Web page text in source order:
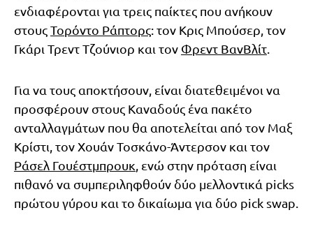
ενδιαφέρονται για τρεις παίκτες που ανήκουν
στουςΤορόντο Ράπτορς: τον Κρις Μπούσερ, τον
Γκάρι Τρεντ Τζούνιορ και τον Φρεντ ΒανΒλίτ
Για να τους αποκτήσουν, είναι διατεθειμένοι να
προσφέρουν στους Καναδούς ένα πακέτο
ανταλλαγμάτων που θα αποτελείται από τον Μαξ
Κρίστι, τον Χουάν Τοσκάνο-Άντερσον και τον
Ράσελ Γουέστμπρουκ , ενώ στην πρόταση είναι
πιθανό να συμπεριληφθούν δύο μελλοντικά picks
πρώτου γύρου και το δικαίωμα για δύο pick swap.